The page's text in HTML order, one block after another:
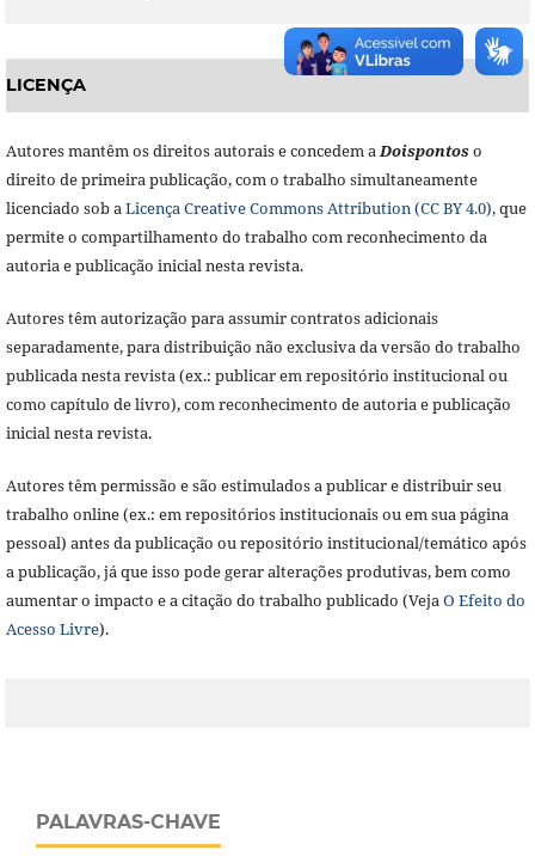
LICENÇA
Autores mantêm os direitos autorais e concedem a Doispontoso
direito de primeira publicação, com o trabalho simultaneamente
licenciado sob a Licença Creative Commons Attribution (CC BY 4.0),que
permite o compartilhamento do trabalho com reconhecimento da
autoria e publicação inicial nesta revista.
Autores têm autorização para assumir contratos adicionais
separadamente, para distribuição não exclusiva da versão do trabalho
publicada nesta revista (ex.: publicar em repositório institucional ou
como capítulo de livro), com reconhecimento de autoria e publicação
inicial nesta revista.
Autores têm permissão e são estimulados a publicar e distribuir seu
trabalho online (ex.: em repositórios institucionais ou em sua página
pessoal) antes da publicação ou repositório institucional/temático após
a publicação, já que isso pode gerar alterações produtivas, bem como
aumentar o impacto e a citação do trabalho publicado (Veja O Efeito do
Acesso Livre).
PALAVRAS-CHAVE